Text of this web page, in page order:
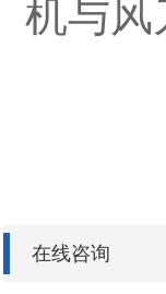
机与风
在线咨询